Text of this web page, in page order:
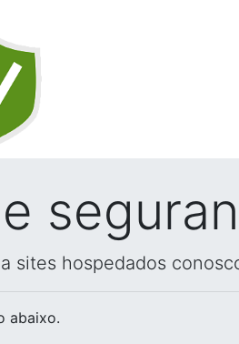
sites hospedados
abaixo.